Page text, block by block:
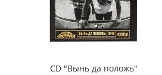
CD "Вынь да положь"